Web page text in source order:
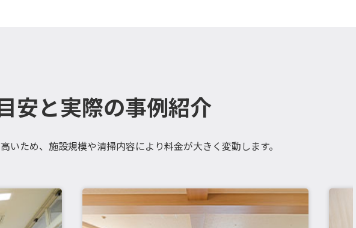
安と実際の事例紹介
ため、施設規模や清掃内容により料金が大きく変動します。